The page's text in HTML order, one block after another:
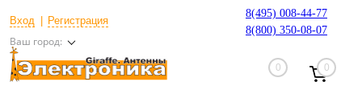
Вход Регистрация
Ваш город:
8(495) 008-44-77
8(800) 350-08-07
0 0